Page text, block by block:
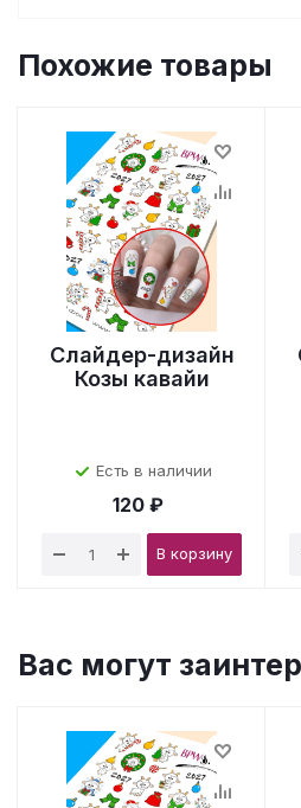
Похожие товары
Слайдер-дизайн
Козы кавайи
Есть в наличии
120 ₽
В корзину
Вас могут